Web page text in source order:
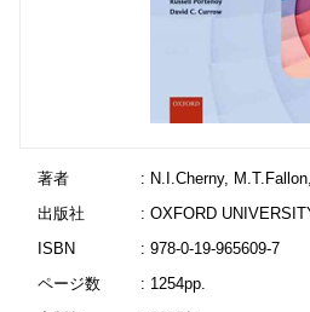
著者
: N.I.Cherny,
出版社
: OXFORD
ISBN
: 978-0-19-965609-7
ページ数
: 1254pp.